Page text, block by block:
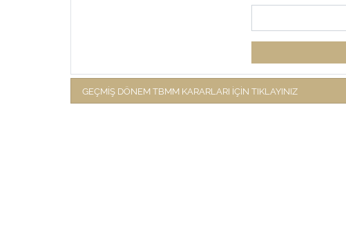
GEÇMİŞ DÖNEM TBMM KARARLARI İÇİN TIKLAYINIZ